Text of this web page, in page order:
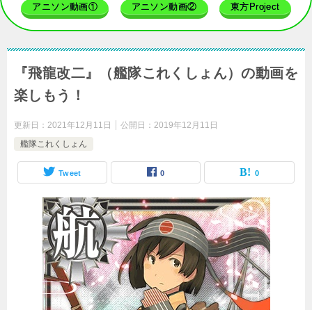
アニソン動画① アニソン動画② 東方Project
『飛龍改二』（艦隊これくしょん）の動画を
楽しもう！
更新日： 2021年12月11日 公開日： 2019年12月11日
艦隊これくしょん
Tweet 0 0